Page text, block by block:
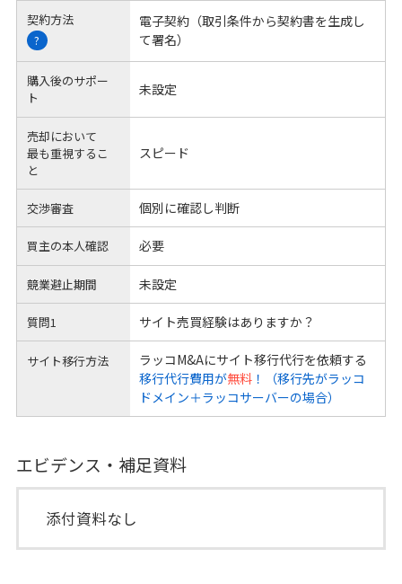
契約方法
?
電子契約（取引条件から契約書を生成し
て署名）
購入後のサポー
ト
未設定
売却において
最も重視するこ
と
スピード
交渉審査 個別に確認し判断
買主の本人確認 必要
競業避止期間 未設定
質問1 サイト売買経験はありますか？
サイト移行方法
ラッコM&Aにサイト移行代行を依頼する
移行代行費用が無料！（移行先がラッコ
ドメイン＋ラッコサーバーの場合）
エビデンス・補足資料
添付資料なし